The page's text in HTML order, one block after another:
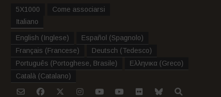
5X1000
Come associarsi
Italiano
English (Inglese) Español (Spagnolo)
Français (Francese) Deutsch (Tedesco)
Português (Portoghese, Brasile) Ελληνικα (Greco)
Català (Catalano)